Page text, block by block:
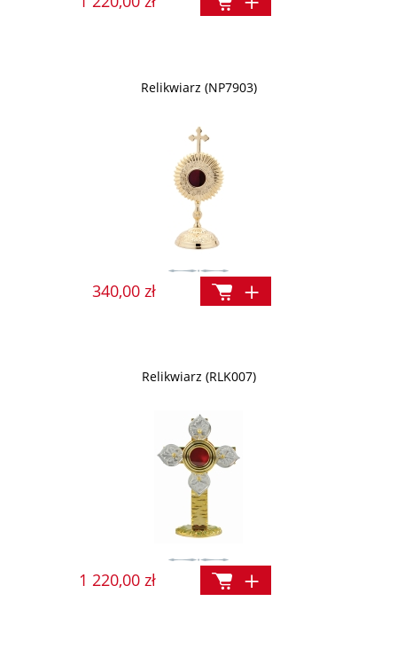
Relikwiarz (NP7903)
340,00 zł
Relikwiarz (RLK007)
1 220,00 zł